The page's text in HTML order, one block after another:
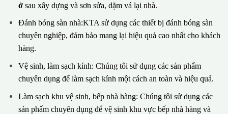
ởsau xây dựng và sơn sửa, dặm vá lại nhà.
Đánh bóng sàn nhà:KTA sử dụng các thiết bị đánh bóng sàn
chuyên nghiệp, đảm bảo mang lại hiệu quả cao nhất cho khách
hàng.
Vệ sinh, làm sạch kính: Chúng tôi sử dụng các sản phẩm
chuyên dụng để làm sạch kính một cách an toàn và hiệu quả.
Làm sạch khu vệ sinh, bếp nhà hàng: Chúng tôi sử dụng các
sản phẩm chuyên dụng để vệ sinh khu vực bếp nhà hàng và